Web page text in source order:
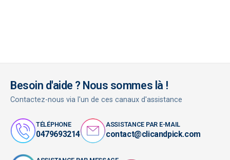
Besoin d'aide ? Nous sommes là !
Contactez-nous via l'un de ces canaux d'assistance
TÉLÉPHONE
0479693214
ASSISTANCE PAR E-MAIL
contact@clicandpick.com